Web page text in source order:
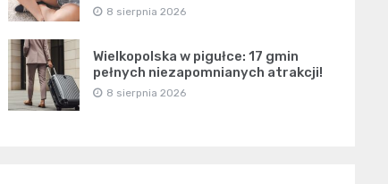
8 sierpnia 2026
Wielkopolska w pigułce: 17 gmin
pełnych niezapomnianych atrakcji!
8 sierpnia 2026